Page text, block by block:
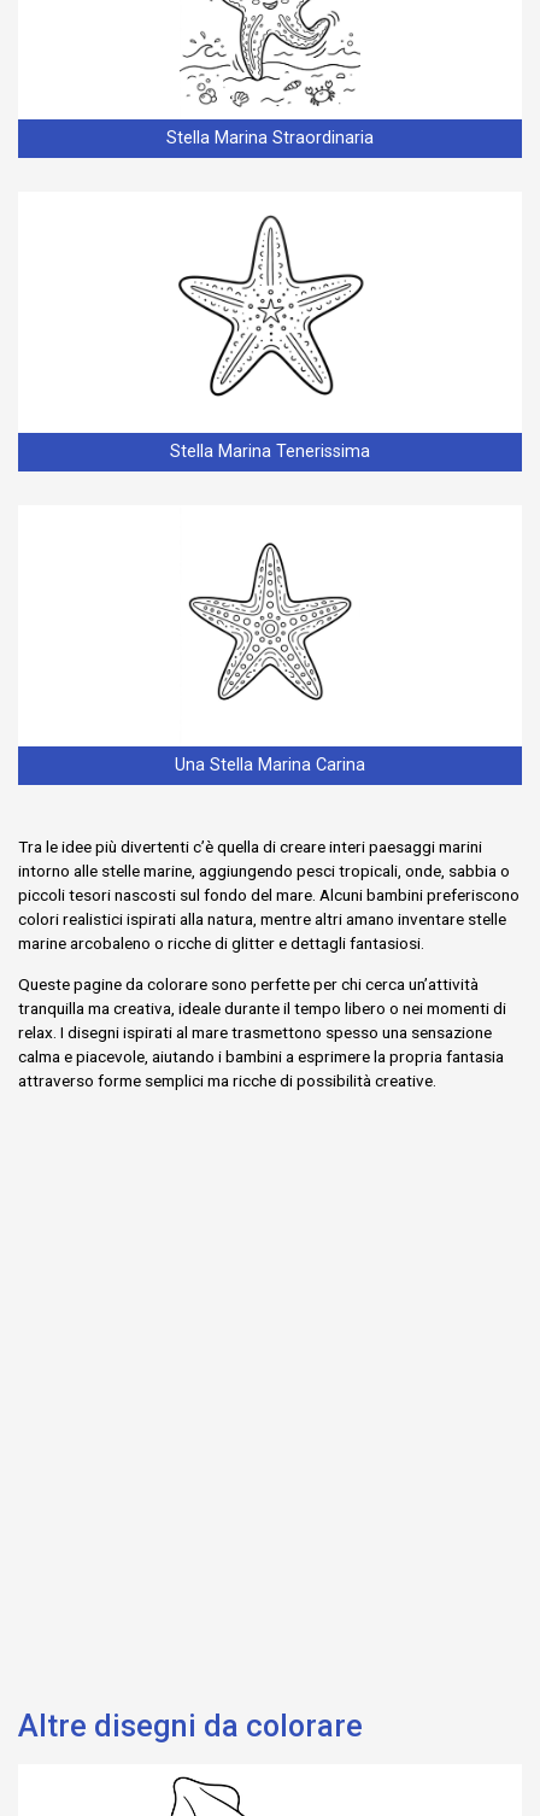
Stella Marina Straordinaria
Stella Marina Tenerissima
Una Stella Marina Carina
Tra le idee più divertenti c’è quella di creare interi paesaggi marini
intorno alle stelle marine, aggiungendo pesci tropicali, onde, sabbia o
piccoli tesori nascosti sul fondo del mare. Alcuni bambini preferiscono
colori realistici ispirati alla natura, mentre altri amano inventare stelle
marine arcobaleno o ricche di glitter e dettagli fantasiosi.
Queste pagine da colorare sono perfette per chi cerca un’attività
tranquilla ma creativa, ideale durante il tempo libero o nei momenti di
relax. I disegni ispirati al mare trasmettono spesso una sensazione
calma e piacevole, aiutando i bambini a esprimere la propria fantasia
attraverso forme semplici ma ricche di possibilità creative.
Altre disegni da colorare